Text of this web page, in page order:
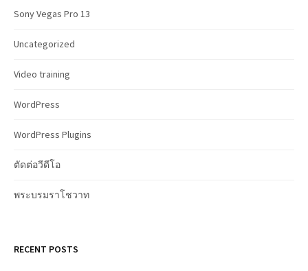
Sony Vegas Pro 13
Uncategorized
Video training
WordPress
WordPress Plugins
ตัดต่อวีดีโอ
พระบรมราโชวาท
RECENT POSTS